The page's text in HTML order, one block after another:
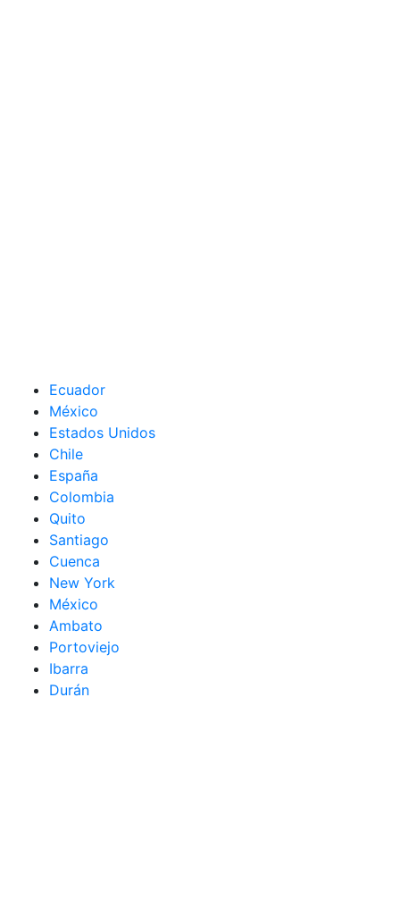
Ecuador
México
Estados Unidos
Chile
España
Colombia
Quito
Santiago
Cuenca
New York
México
Ambato
Portoviejo
Ibarra
Durán